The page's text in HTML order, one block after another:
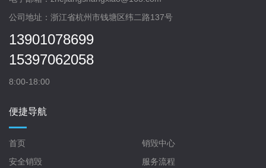
公司地址：浙江省杭州市钱塘区纬二路137号
13901078699
15397062058
8:00-18:00
便捷导航
首页
销毁中心
安全销毁
服务流程